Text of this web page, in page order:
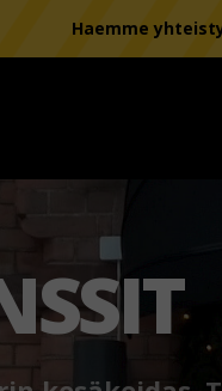
Haemme